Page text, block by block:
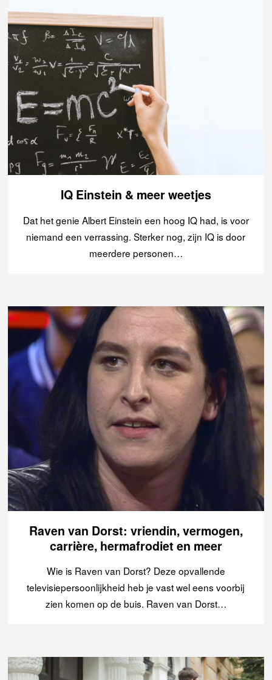
IQ Einstein & meer weetjes
Dat het genie Albert Einstein een hoog IQ had, is voor
niemand een verrassing. Sterker nog, zijn IQ is door
meerdere personen…
Raven van Dorst: vriendin, vermogen,
carrière, hermafrodiet en meer
Wie is Raven van Dorst? Deze opvallende
televisiepersoonlijkheid heb je vast wel eens voorbij
zien komen op de buis. Raven van Dorst…